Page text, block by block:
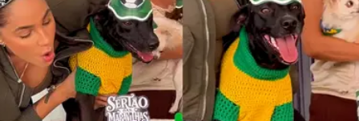
Ops!
Não foi possível reproduzir o vídeo
Tentar novamente